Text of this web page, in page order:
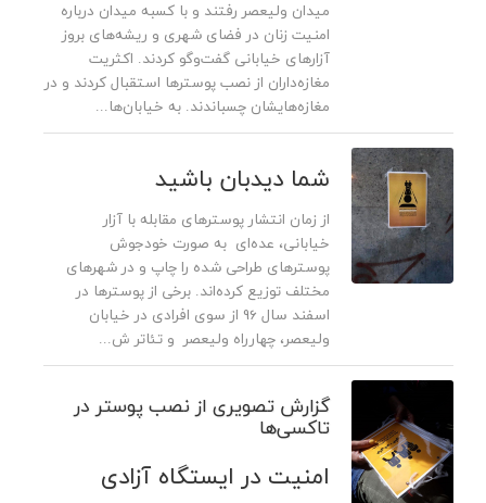
میدان ولیعصر رفتند و با کسبه میدان درباره
امنیت زنان در فضای شهری و ریشه‌های بروز
آزارهای خیابانی گفت‌وگو کردند. اکثریت
مغازه‌داران از نصب پوسترها استقبال کردند و در
مغازه‌هایشان چسباندند. به خیابان‌ها...
شما دیدبان باشید
از زمان انتشار پوسترهای مقابله با آزار
خیابانی، عده‌ای به صورت خودجوش
پوسترهای طراحی شده را چاپ و در شهرهای
مختلف توزیع کرده‌اند. برخی از پوسترها در
اسفند سال 96 از سوی افرادی در خیابان
ولیعصر، چهارراه ولیعصر و تئاتر ش...
گزارش تصویری از نصب پوستر در
تاکسی‌ها
امنیت در ایستگاه آزادی